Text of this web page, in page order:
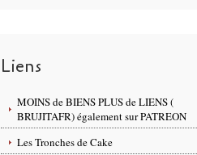
Liens
MOINS de BIENS PLUS de LIENS (
BRUJITAFR) également sur PATREON
Les Tronches de Cake